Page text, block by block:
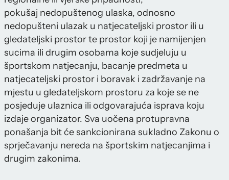
pokušaj nedopuštenog ulaska, odnosno
nedopušteni ulazak u natjecateljski prostor ili u
gledateljski prostor te prostor koji je namijenjen
sucima ili drugim osobama koje sudjeluju u
športskom natjecanju, bacanje predmeta u
natjecateljski prostor i boravak i zadržavanje na
mjestu u gledateljskom prostoru za koje se ne
posjeduje ulaznica ili odgovarajuća isprava koju
izdaje organizator. Sva uočena protupravna
ponašanja bit će sankcionirana sukladno Zakonu o
sprječavanju nereda na športskim natjecanjima i
drugim zakonima.